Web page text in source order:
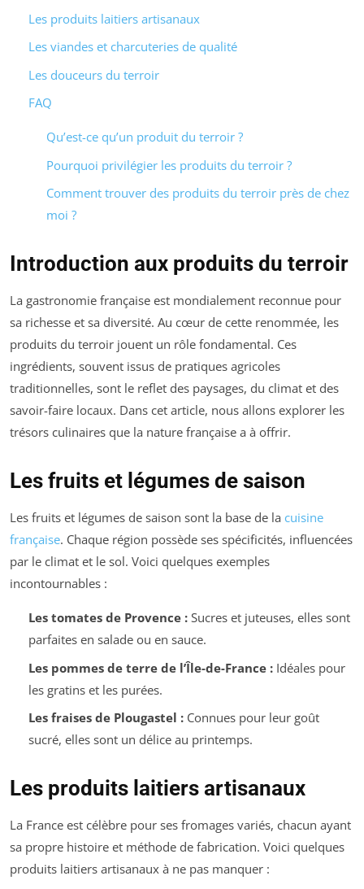
Les produits laitiers artisanaux
Les viandes et charcuteries de qualité
Les douceurs du terroir
FAQ
Qu’est-ce qu’un produit du terroir ?
Pourquoi privilégier les produits du terroir ?
Comment trouver des produits du terroir près de chez
moi ?
Introduction aux produits du terroir
La gastronomie française est mondialement reconnue pour
sa richesse et sa diversité. Au cœur de cette renommée, les
produits du terroir jouent un rôle fondamental. Ces
ingrédients, souvent issus de pratiques agricoles
traditionnelles, sont le reflet des paysages, du climat et des
savoir-faire locaux. Dans cet article, nous allons explorer les
trésors culinaires que la nature française a à offrir.
Les fruits et légumes de saison
Les fruits et légumes de saison sont la base de la cuisine
française. Chaque région possède ses spécificités, influencées
par le climat et le sol. Voici quelques exemples
incontournables :
Les tomates de Provence :Sucres et juteuses, elles sont
parfaites en salade ou en sauce.
Les pommes de terre de l’Île-de-France :Idéales pour
les gratins et les purées.
Les fraises de Plougastel :Connues pour leur goût
sucré, elles sont un délice au printemps.
Les produits laitiers artisanaux
La France est célèbre pour ses fromages variés, chacun ayant
sa propre histoire et méthode de fabrication. Voici quelques
produits laitiers artisanaux à ne pas manquer :